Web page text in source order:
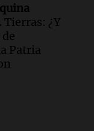
Tierras: ¿Y
Patria